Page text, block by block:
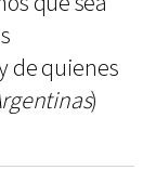
de quienes
)